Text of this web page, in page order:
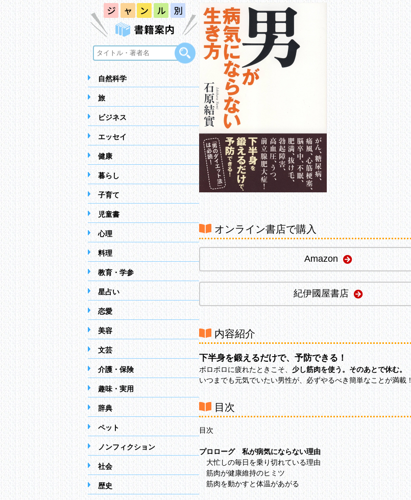
自然科学
旅
ビジネス
エッセイ
健康
暮らし
子育て
児童書
心理
料理
教育・学参
星占い
恋愛
美容
文芸
介護・保険
趣味・実用
辞典
ペット
ノンフィクション
社会
歴史
オンライン書店で購入
Amazon
紀伊國屋書店
内容紹介
下半身を鍛えるだけで、予防できる！
ボロボロに疲れたときこそ、 少し筋肉を使う。そのあとで休む。
いつまでも元気でいたい男性が、必ずやるべき簡単なことが満載！
目次
目次
プロローグ 私が病気にならない理由
大忙しの毎日を乗り切れている理由
筋肉が健康維持のヒミツ
筋肉を動かすと体温があがる